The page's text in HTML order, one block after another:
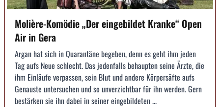
Molière-Komödie „Der eingebildet Kranke“ Open
Air in Gera
Argan hat sich in Quarantäne begeben, denn es geht ihm jeden
Tag aufs Neue schlecht. Das jedenfalls behaupten seine Ärzte, die
ihm Einläufe verpassen, sein Blut und andere Körpersäfte aufs
Genauste untersuchen und so unverzichtbar für ihn werden. Gern
bestärken sie ihn dabei in seiner eingebildeten ...